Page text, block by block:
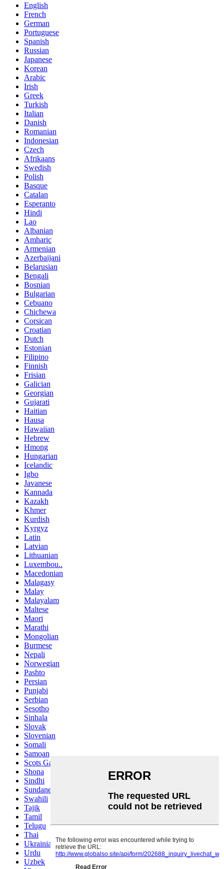
English
French
German
Portuguese
Spanish
Russian
Japanese
Korean
Arabic
Irish
Greek
Turkish
Italian
Danish
Romanian
Indonesian
Czech
Afrikaans
Swedish
Polish
Basque
Catalan
Esperanto
Hindi
Lao
Albanian
Amharic
Armenian
Azerbaijani
Belarusian
Bengali
Bosnian
Bulgarian
Cebuano
Chichewa
Corsican
Croatian
Dutch
Estonian
Filipino
Finnish
Frisian
Galician
Georgian
Gujarati
Haitian
Hausa
Hawaiian
Hebrew
Hmong
Hungarian
Icelandic
Igbo
Javanese
Kannada
Kazakh
Khmer
Kurdish
Kyrgyz
Latin
Latvian
Lithuanian
Luxembou..
Macedonian
Malagasy
Malay
Malayalam
Maltese
Maori
Marathi
Mongolian
Burmese
Nepali
Norwegian
Pashto
Persian
Punjabi
Serbian
Sesotho
Sinhala
Slovak
Slovenian
Somali
Samoan
Scots Gaelic
Shona
Sindhi
Sundanese
Swahili
Tajik
Tamil
Telugu
Thai
Ukrainian
Urdu
Uzbek